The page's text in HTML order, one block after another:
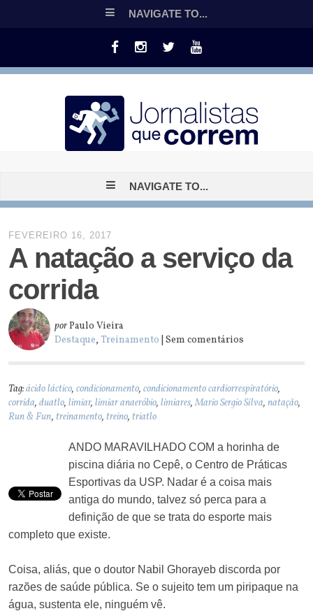
NAVIGATE TO...
NAVIGATE TO...
FEVEREIRO 16, 2017
A natação a serviço da
corrida
porPaulo Vieira
Destaque,Treinamento | Sem comentários
Tag:ácido láctico,condicionamento,condicionamento cardiorrespiratório,
corrida,duatlo,limiar,limiar anaeróbio,limiares,Mario Sergio Silva,natação,
Run & Fun,treinamento,treino,triatlo
ANDO MARAVILHADO COM a horinha de
piscina diária no Cepê, o Centro de Práticas
Esportivas da USP. Nadar é a coisa mais
antiga do mundo, talvez só perca para a
definição de que se trata do esporte mais
completo que existe.
Coisa, aliás, que o doutor Nabil Ghorayeb discorda por
razões de saúde pública. Se o sujeito tem um piripaque na
água, sustenta ele, ninguém vê.